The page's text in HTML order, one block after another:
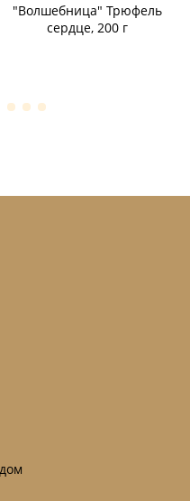
"Волшебница" Трюфель
сердце, 200 г